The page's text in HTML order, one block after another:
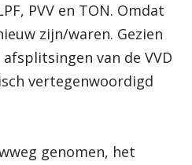
PVV en TON. Omdat
zijn/waren. Gezien
afsplitsingen van de VVD
vertegenwoordigd
genomen, het